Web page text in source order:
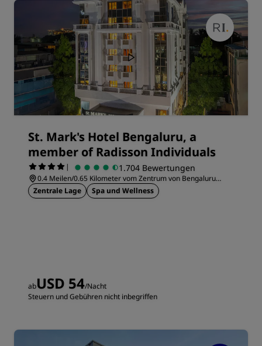
St. Mark's Hotel Bengaluru, a
member of Radisson Individuals
| 1.704 Bewertungen
0.4 Meilen/0.65 Kilometer vom Zentrum von Bengaluru
entfernt
Zentrale Lage Spa und Wellness
abUSD 54/Nacht
Steuern und Gebühren nicht inbegriffen